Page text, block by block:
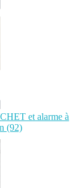
et alarme à
(92)